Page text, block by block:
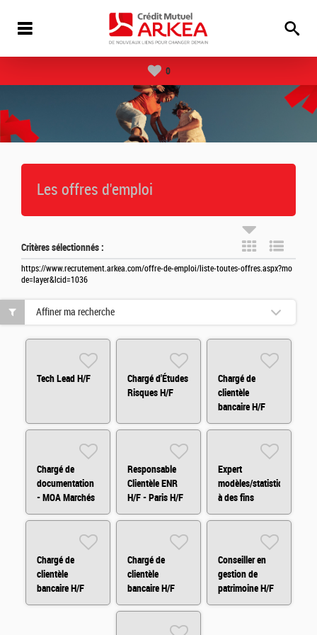
0
Les offres d'emploi
Critères sélectionnés :
https://www.recrutement.arkea.com/offre-de-emploi/liste-toutes-offres.aspx?mo
de=layer&lcid=1036
Tech Lead H/F
Chargé d'Études
Risques H/F
Chargé de
clientèle
bancaire H/F
Chargé de
documentation
- MOA Marchés
Financiers H/F
Responsable
Clientèle ENR
H/F - Paris H/F
Expert
modèles/statistiques
à des fins
d'audit H/F
Chargé de
clientèle
bancaire H/F
Chargé de
clientèle
bancaire H/F
Conseiller en
gestion de
patrimoine H/F
Affiner ma recherche